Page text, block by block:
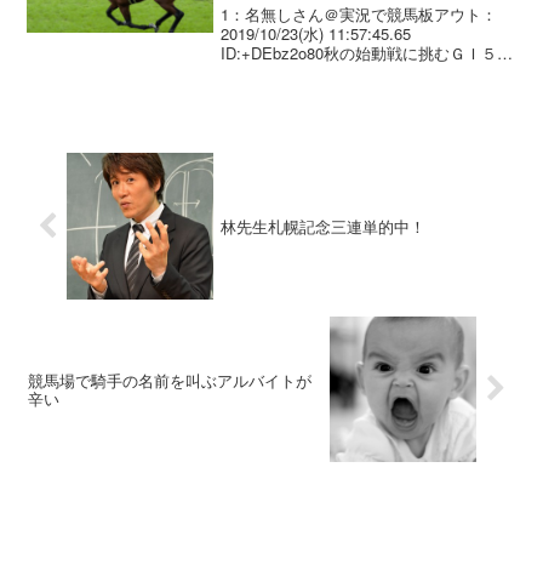
1：名無しさん＠実況で競馬板アウト：
2019/10/23(水) 11:57:45.65
ID:+DEbz2o80秋の始動戦に挑むＧＩ５勝
林先生札幌記念三連単的中！
競馬場で騎手の名前を叫ぶアルバイトが
辛い